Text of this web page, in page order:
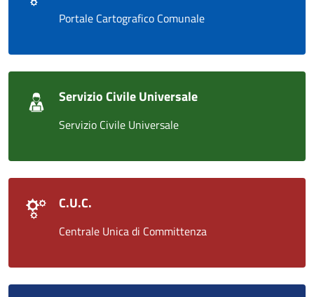
Portale Cartografico Comunale
Servizio Civile Universale
Servizio Civile Universale
C.U.C.
Centrale Unica di Committenza